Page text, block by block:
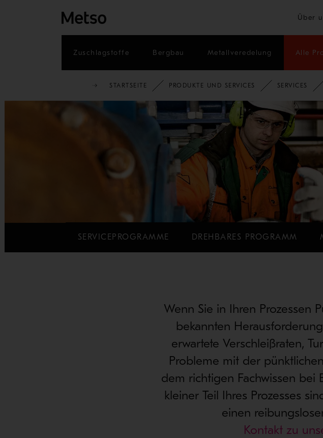
Zum
Über
Zuschlagstoffe Bergbau Metallveredelung Alle
STARTSEITE PRODUKTE UND SERVICES SERVICES
SERVICEPROGRAMME DREHBARES PROGRAMM
Wenn Sie in Ihren Prozessen
bekannten
erwartete Verschleißraten,
Probleme mit der
dem richtigen Fachwissen bei
kleiner Teil Ihres Prozesses
einen
Kontakt zu